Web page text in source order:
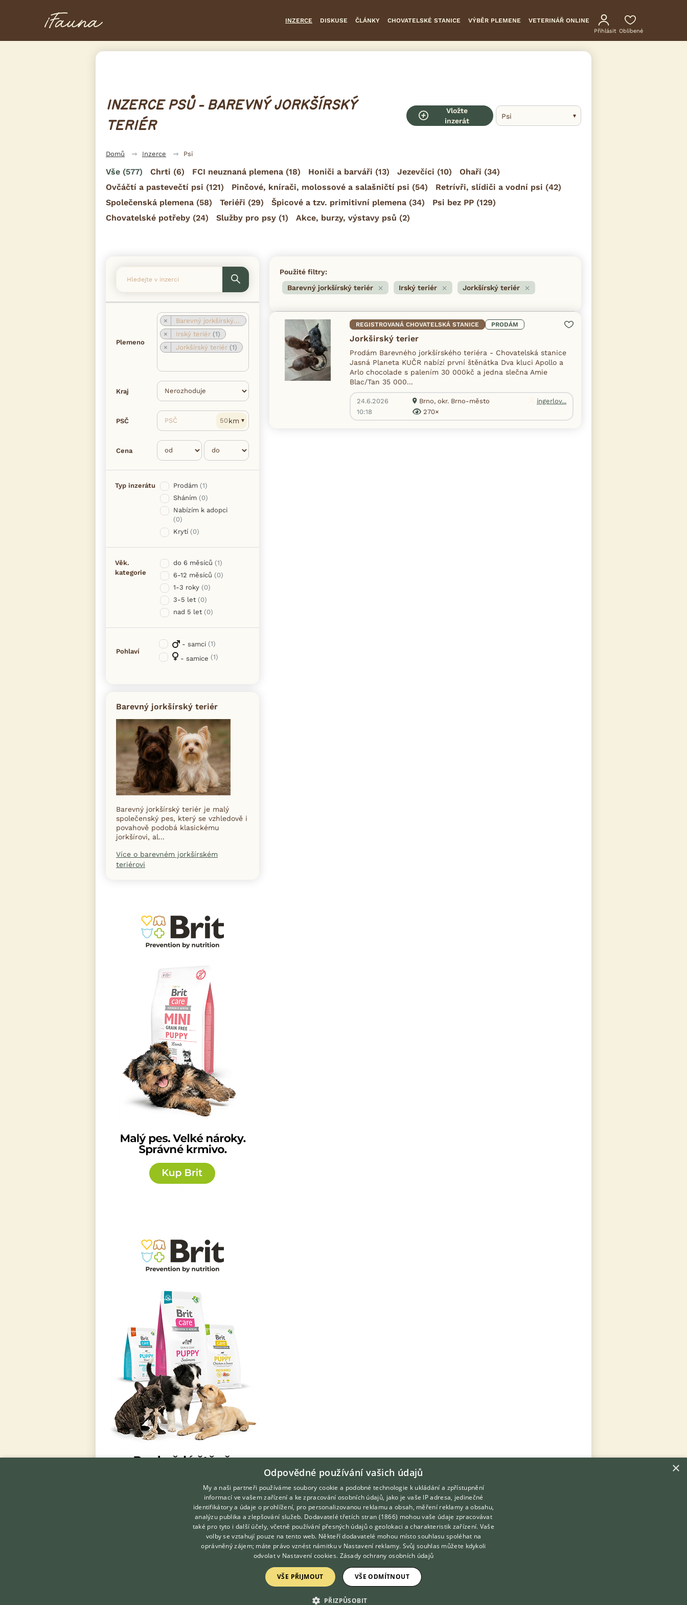
INZERCE DISKUSE ČLÁNKY CHOVATELSKÉ STANICE VÝBĚR PLEMENE VETERINÁŘ ONLINE
Přihlásit Oblíbené
INZERCE PSŮ - BAREVNÝ JORKŠÍRSKÝ
TERIÉR
Vložte
inzerát
Psi
Domů Inzerce Psi
Vše (577) Chrti (6) FCI neuznaná plemena (18) Honiči a barváři (13) Jezevčíci (10) Ohaři (34)
Ovčáčtí a pastevečtí psi (121) Pinčové, knírači, molossové a salašničtí psi (54) Retrívři, slídiči a vodní psi (42)
Společenská plemena (58) Teriéři (29) Špicové a tzv. primitivní plemena (34) Psi bez PP (129)
Chovatelské potřeby (24) Služby pro psy (1) Akce, burzy, výstavy psů (2)
Plemeno
× Barevný jorkšírský teriér
×
Irský teriér (1)
×
Jorkšírský teriér (1)
Kraj
PSČ PSČ km
Cena
Typ inzerátu Prodám (1)
Sháním (0)
Nabízím k adopci
(0)
Krytí (0)
Věk.
kategorie
do 6 měsíců (1)
6-12 měsíců (0)
1-3 roky (0)
3-5 let (0)
nad 5 let (0)
Pohlaví
- samci (1)
- samice (1)
Barevný jorkšírský teriér
Barevný jorkšírský teriér je malý
společenský pes, který se vzhledově i
povahově podobá klasickému
jorkšírovi, al...
Více o barevném jorkšírském
teriérovi
Použité filtry:
Barevný jorkšírský teriér
Irský teriér Jorkšírský teriér
REGISTROVANÁ CHOVATELSKÁ STANICE PRODÁM
Jorkširský terier
Prodám Barevného jorkšírského teriéra - Chovatelská stanice
Jasná Planeta KUČR nabízí první štěnátka Dva kluci Apollo a
Arlo chocolade s palením 30 000kč a jedna slečna Amie
Blac/Tan 35 000...
24.6.2026
10:18
Brno, okr. Brno-město
ingerlov...
270×
DOMOVSKÁ STRÁNKA
O nás
×
Odpovědné používání vašich údajů
My a naši partneři používáme soubory cookie a podobné technologie k ukládání a zpřístupnění
informací ve vašem zařízení a ke zpracování osobních údajů, jako je vaše IP adresa, jedinečné
identifikátory a údaje o prohlížení, pro personalizovanou reklamu a obsah, měření reklamy a obsahu,
analýzu publika a zlepšování služeb. Dodavatelé třetích stran (1866) mohou vaše údaje zpracovávat
také pro tyto i další účely, včetně používání přesných údajů o geolokaci a charakteristik zařízení. Vaše
volby se vztahují pouze na tento web. Někteří dodavatelé mohou místo souhlasu spoléhat na
oprávněný zájem; máte právo vznést námitku v Nastavení reklamy. Svůj souhlas můžete kdykoli
odvolat v Nastavení cookies. Zásady ochrany osobních údajů
VŠE PŘIJMOUT VŠE ODMÍTNOUT
PŘIZPŮSOBIT